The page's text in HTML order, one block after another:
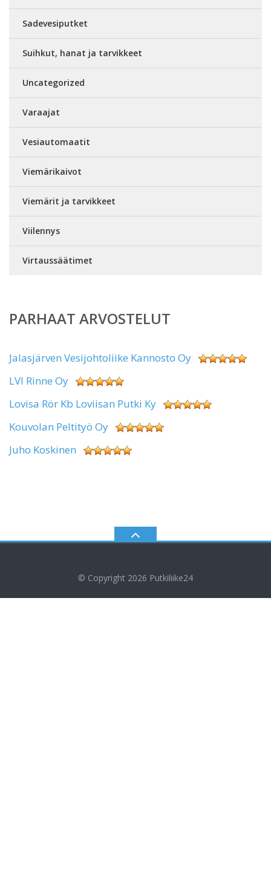
Sadevesiputket
Suihkut, hanat ja tarvikkeet
Uncategorized
Varaajat
Vesiautomaatit
Viemärikaivot
Viemärit ja tarvikkeet
Viilennys
Virtaussäätimet
PARHAAT ARVOSTELUT
Jalasjärven Vesijohtoliike Kannosto Oy
LVI Rinne Oy
Lovisa Rör Kb Loviisan Putki Ky
Kouvolan Peltityö Oy
Juho Koskinen
© Copyright 2026 Putkiliike24